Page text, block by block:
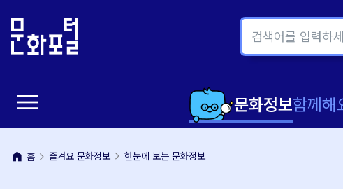
문
내
메
뉴
메
menu 문화정보함께해
home 홈 즐겨요 문화정보 한눈에 보는 문화정보